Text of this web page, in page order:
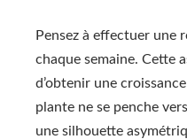
Pensez à effectuer une
chaque semaine. Cette
d’obtenir une
plante ne se penche
une silhouette